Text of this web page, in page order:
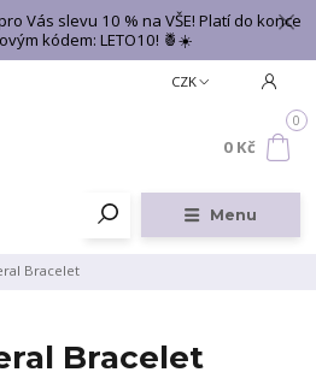
Vás slevu 10 % na VŠE! Platí do konce
kódem: LETO10! 🍍☀️
Menu
CZK
0
0 Kč
Bracelet
Bracelet